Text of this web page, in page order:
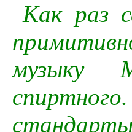
Как раз
музыку